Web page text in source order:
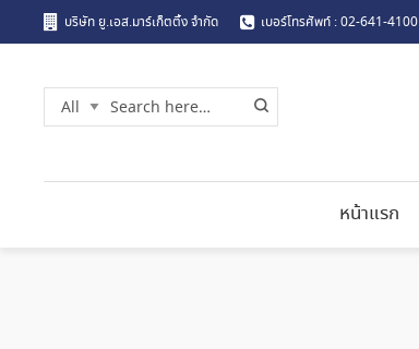
บริษัท ยู.เอส.มาร์เก็ตติ้ง จำกัด เบอร์โทรศัพท์ : 02-641-4100
หน้าแรก